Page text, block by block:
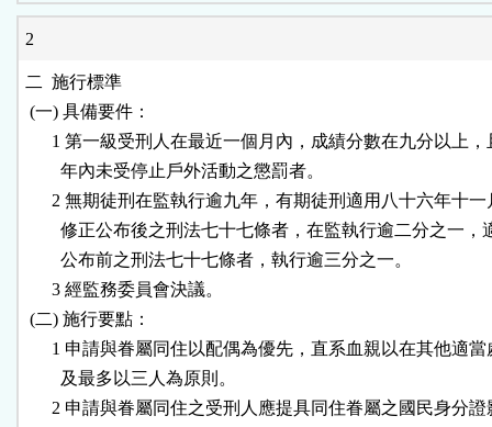
2
二  施行標準
(一) 具備要件：
1 第一級受刑人在最近一個月內，成績分數在九分以上
        年內未受停止戶外活動之懲罰者。
2 無期徒刑在監執行逾九年，有期徒刑適用八十六年十
修正公布後之刑法七十七條者，在監執行逾二分之一，
        公布前之刑法七十七條者，執行逾三分之一。
      3 經監務委員會決議。
(二) 施行要點：
1 申請與眷屬同住以配偶為優先，直系血親以在其他適
        及最多以三人為原則。
2 申請與眷屬同住之受刑人應提具同住眷屬之國民身分